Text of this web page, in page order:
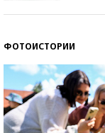
ФОТОИСТОРИИ